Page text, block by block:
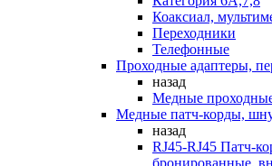
Коаксиал,
Переходники
Телефонные
Проходные адаптеры,
назад
Медные
Медные патч-корды,
назад
RJ45-RJ45 Патч-
бронированные,